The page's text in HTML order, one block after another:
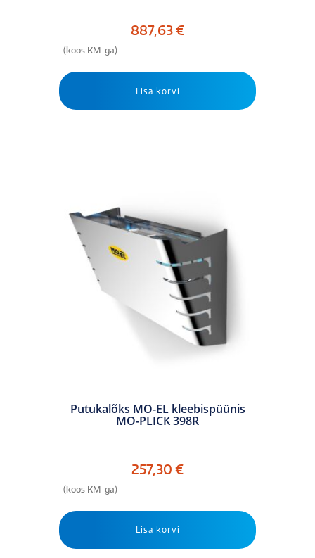
887,63€
(koos KM-ga)
Lisa korvi
Putukalõks MO-EL kleebispüünis
MO-PLICK 398R
257,30 €
(koos KM-ga)
Lisa korvi